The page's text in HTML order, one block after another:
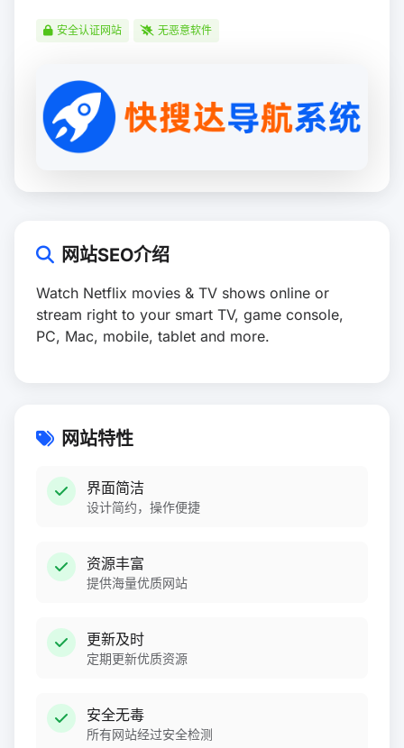
安全认证网站 无恶意软件
网站SEO介绍
Watch Netflix movies & TV shows online or
stream right to your smart TV, game console,
PC, Mac, mobile, tablet and more.
网站特性
界面简洁
设计简约，操作便捷
资源丰富
提供海量优质网站
更新及时
定期更新优质资源
安全无毒
所有网站经过安全检测